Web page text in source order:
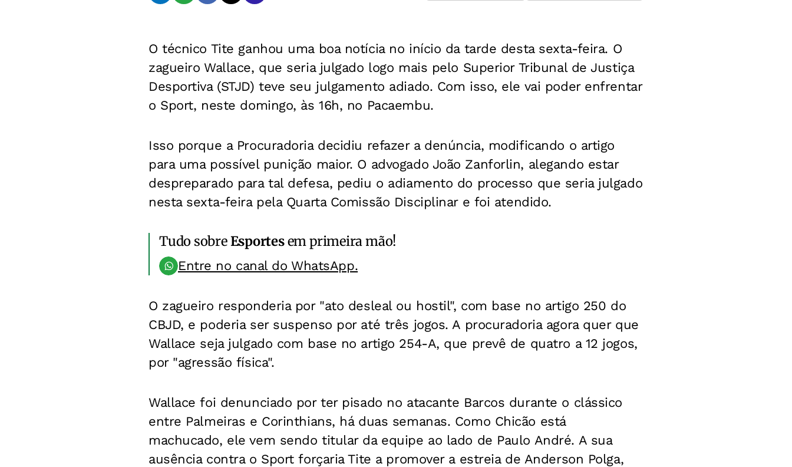
O técnico Tite ganhou uma boa notícia no início da tarde desta sexta-feira. O
zagueiro Wallace, que seria julgado logo mais pelo Superior Tribunal de Justiça
Desportiva (STJD) teve seu julgamento adiado. Com isso, ele vai poder enfrentar
o Sport, neste domingo, às 16h, no Pacaembu.
Isso porque a Procuradoria decidiu refazer a denúncia, modificando o artigo
para uma possível punição maior. O advogado João Zanforlin, alegando estar
despreparado para tal defesa, pediu o adiamento do processo que seria julgado
nesta sexta-feira pela Quarta Comissão Disciplinar e foi atendido.
Tudo sobreEsportesem primeira mão!
Entre no canal do WhatsApp.
O zagueiro responderia por "ato desleal ou hostil", com base no artigo 250 do
CBJD, e poderia ser suspenso por até três jogos. A procuradoria agora quer que
Wallace seja julgado com base no artigo 254-A, que prevê de quatro a 12 jogos,
por "agressão física".
Wallace foi denunciado por ter pisado no atacante Barcos durante o clássico
entre Palmeiras e Corinthians, há duas semanas. Como Chicão está
machucado, ele vem sendo titular da equipe ao lado de Paulo André. A sua
ausência contra o Sport forçaria Tite a promover a estreia de Anderson Polga,